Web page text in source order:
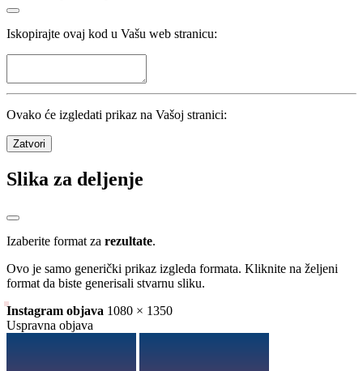
Iskopirajte ovaj kod u Vašu web stranicu:
Ovako će izgledati prikaz na Vašoj stranici:
Zatvori
Slika za deljenje
Izaberite format za rezultate.
Ovo je samo generički prikaz izgleda formata. Kliknite na željeni
format da biste generisali stvarnu sliku.
Instagram objava 1080 × 1350
Uspravna objava